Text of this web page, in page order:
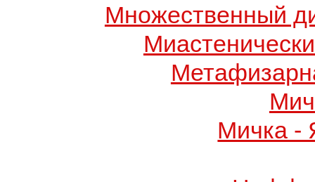
Множественный
Мичка -